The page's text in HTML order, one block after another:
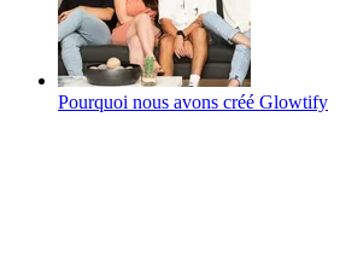
Pourquoi nous avons créé Glowtify